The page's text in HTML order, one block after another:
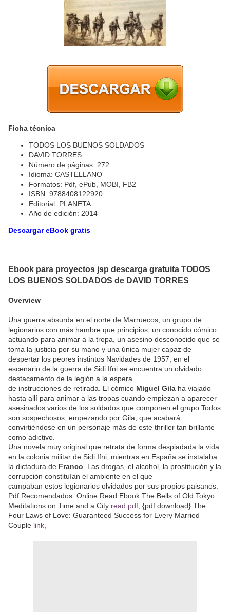
Ficha técnica
TODOS LOS BUENOS SOLDADOS
DAVID TORRES
Número de páginas: 272
Idioma: CASTELLANO
Formatos: Pdf, ePub, MOBI, FB2
ISBN: 9788408122920
Editorial: PLANETA
Año de edición: 2014
Descargar eBook gratis
Ebook para proyectos jsp descarga gratuita TODOS
LOS BUENOS SOLDADOS de DAVID TORRES
Overview
Una guerra absurda en el norte de Marruecos, un grupo de
legionarios con más hambre que principios, un conocido cómico
actuando para animar a la tropa, un asesino desconocido que se
toma la justicia por su mano y una única mujer capaz de
despertar los peores instintos Navidades de 1957, en el
escenario de la guerra de Sidi Ifni se encuentra un olvidado
destacamento de la legión a la espera
de instrucciones de retirada. El cómico Miguel Gila ha viajado
hasta allí para animar a las tropas cuando empiezan a aparecer
asesinados varios de los soldados que componen el grupo.Todos
son sospechosos, empezando por Gila, que acabará
convirtiéndose en un personaje más de este thriller tan brillante
como adictivo.
Una novela muy original que retrata de forma despiadada la vida
en la colonia militar de Sidi Ifni, mientras en España se instalaba
la dictadura de Franco . Las drogas, el alcohol, la prostitución y la
corrupción constituían el ambiente en el que
campaban estos legionarios olvidados por sus propios paisanos.
Pdf Recomendados: Online Read Ebook The Bells of Old Tokyo:
Meditations on Time and a City read pdf , {pdf download} The
Four Laws of Love: Guaranteed Success for Every Married
Couple link